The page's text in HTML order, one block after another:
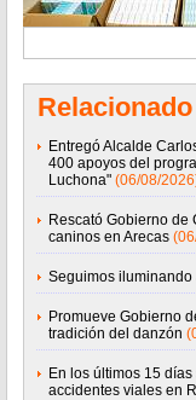
Relacionado
Entregó Alcalde
400 apoyos del
Luchona" (06/08/
Rescató Gobierno de
caninos en Arecas
Seguimos iluminando
Promueve Gobierno
tradición del danzón
En los últimos 15
accidentes viales en